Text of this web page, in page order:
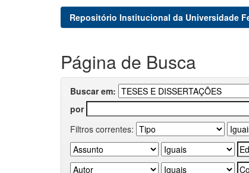
Repositório Institucional da Universidade
Página de Busca
Buscar em:
por
Filtros correntes: